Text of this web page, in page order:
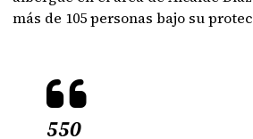
más de 105 personas bajo su
550